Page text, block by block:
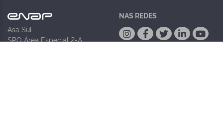
Asa Sul
SPO Área Especial 2-A
NAS REDES